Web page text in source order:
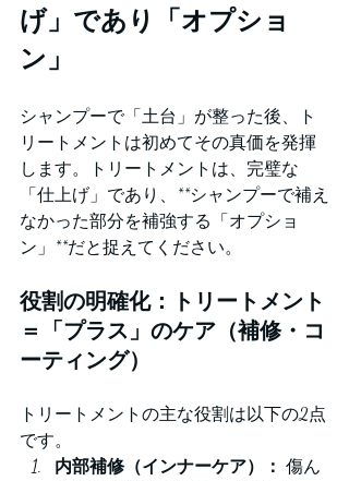
げ」であり「オプショ
ン」
シャンプーで「土台」が整った後、ト
リートメントは初めてその真価を発揮
します。トリートメントは、完璧な
「仕上げ」であり、**シャンプーで補え
なかった部分を補強する「オプショ
ン」**だと捉えてください。
役割の明確化：トリートメント
＝「プラス」のケア（補修・コ
ーティング）
トリートメントの主な役割は以下の2点
です。
内部補修（インナーケア）： 傷ん